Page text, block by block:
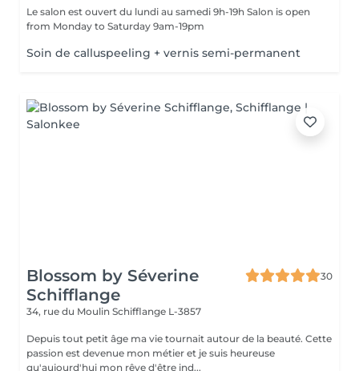
Le salon est ouvert du lundi au samedi 9h-19h Salon is open
from Monday to Saturday 9am-19pm
Soin de calluspeeling + vernis semi-permanent
Blossom by Séverine
Schifflange
30
34, rue du Moulin Schifflange L-3857
Depuis tout petit âge ma vie tournait autour de la beauté. Cette
passion est devenue mon métier et je suis heureuse
qu'aujourd'hui mon rêve d'être ind...